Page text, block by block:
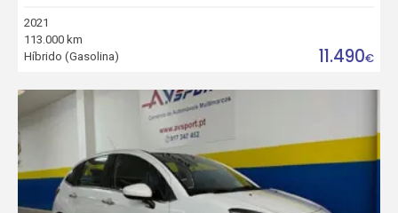
2021
113.000 km
Híbrido (Gasolina)
11.490€